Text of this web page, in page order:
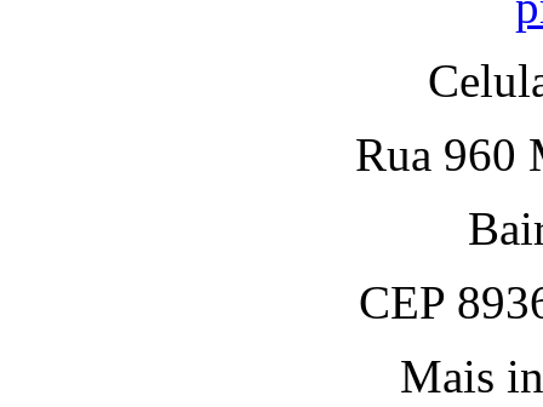
Rua 960
CEP
Mais